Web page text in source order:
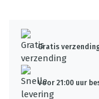
Gratis
Voor 21:00 uur